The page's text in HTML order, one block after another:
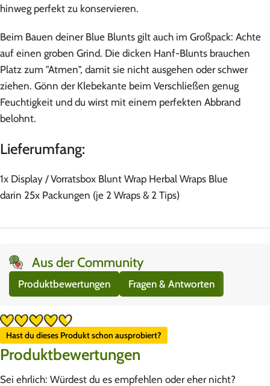
hinweg perfekt zu konservieren.
Beim Bauen deiner Blue Blunts gilt auch im Großpack: Achte
auf einen groben Grind. Die dicken Hanf-Blunts brauchen
Platz zum "Atmen", damit sie nicht ausgehen oder schwer
ziehen. Gönn der Klebekante beim Verschließen genug
Feuchtigkeit und du wirst mit einem perfekten Abbrand
belohnt.
Lieferumfang:
1x Display / Vorratsbox Blunt Wrap Herbal Wraps Blue
darin 25x Packungen (je 2 Wraps & 2 Tips)
Aus der Community
Produktbewertungen Fragen & Antworten
Hast du dieses Produkt schon ausprobiert?
Produktbewertungen
Sei ehrlich: Würdest du es empfehlen oder eher nicht?